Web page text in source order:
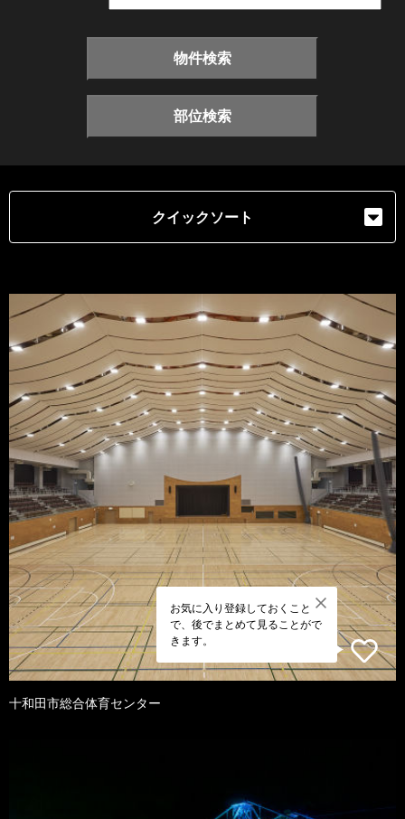
物件検索
部位検索
クイックソート
お気に入り登録しておくこと
で、後でまとめて見ることがで
きます。
十和田市総合体育センター